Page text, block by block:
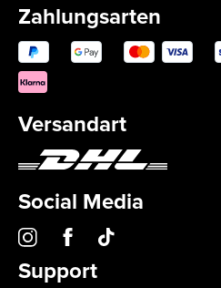
Zahlungsarten
Versandart
Social Media
Support